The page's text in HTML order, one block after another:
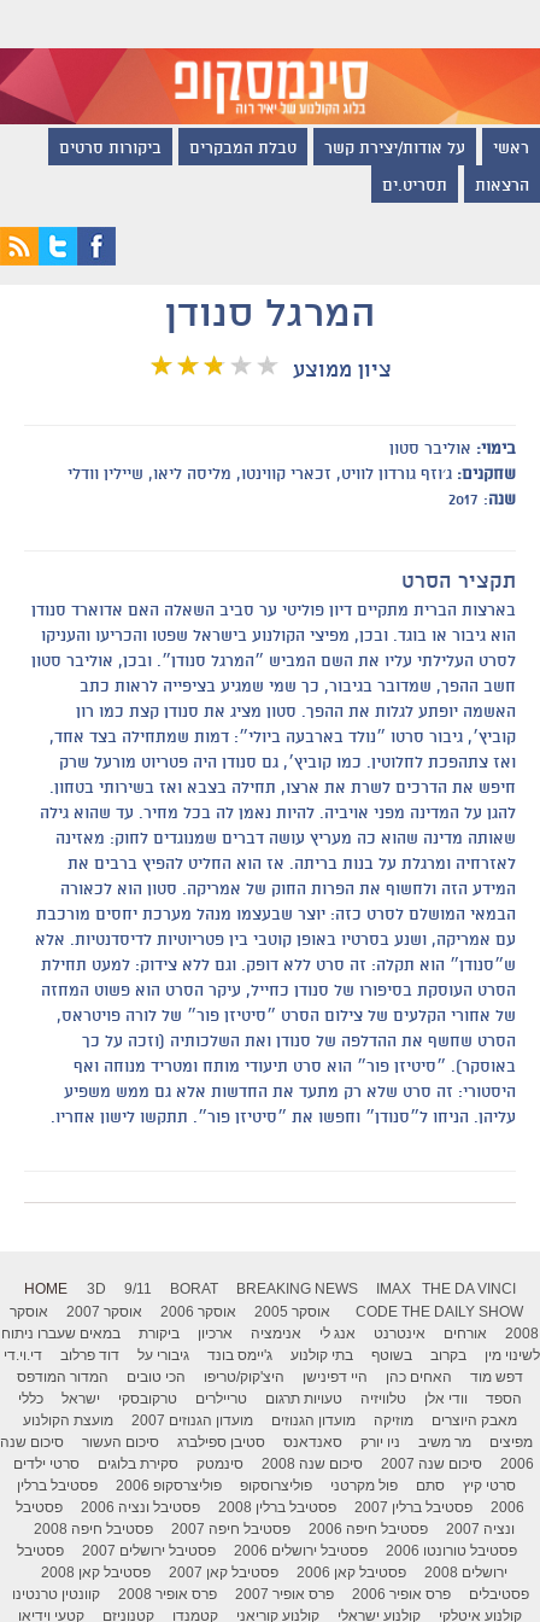
ראשי על אודות/יצירת קשר טבלת המבקרים ביקורות סרטים
הרצאות תסריט.ים
המרגל סנודן
ציון ממוצע
בימוי: אוליבר סטון
שחקנים: ג׳וזף גורדון לוויט, זכארי קווינטו, מליסה ליאו, שיילין וודלי
שנה: 2017
תקציר הסרט
בארצות הברית מתקיים דיון פוליטי ער סביב השאלה האם אדוארד סנודן
הוא גיבור או בוגד. ובכן, מפיצי הקולנוע בישראל שפטו והכריעו והעניקו
לסרט העלילתי עליו את השם המביש ״המרגל סנודן״. ובכן, אוליבר סטון
חשב ההפך, שמדובר בגיבור, כך שמי שמגיע בציפייה לראות כתב
האשמה יופתע לגלות את ההפך. סטון מציג את סנודן קצת כמו רון
קוביץ׳, גיבור סרטו ״נולד בארבעה ביולי״: דמות שמתחילה בצד אחד,
ואז צתהפכת לחלוטין. כמו קוביץ׳, גם סנודן היה פטריוט מורעל שרק
חיפש את הדרכים לשרת את ארצו, תחילה בצבא ואז בשירותי בטחון.
להגן על המדינה מפני אויביה. להיות נאמן לה בכל מחיר. עד שהוא גילה
שאותה מדינה שהוא כה מעריץ עושה דברים שמנוגדים לחוק: מאזינה
לאזרחיה ומרגלת על בנות בריתה. אז הוא החליט להפיץ ברבים את
המידע הזה ולחשוף את הפרות החוק של אמריקה. סטון הוא לכאורה
הבמאי המושלם לסרט כזה: יוצר שבעצמו מנהל מערכת יחסים מורכבת
עם אמריקה, ושנע בסרטיו באופן קוטבי בין פטריוטיות לדיסדנטיות. אלא
ש״סנודן״ הוא תקלה: זה סרט ללא דופק. וגם ללא צידוק: למעט תחילת
הסרט העוסקת בסיפורו של סנודן כחייל, עיקר הסרט הוא פשוט המחזה
של אחורי הקלעים של צילום הסרט ״סיטיזן פור״ של לורה פויטראס,
הסרט שחשף את ההדלפה של סנודן ואת השלכותיה (וזכה על כך
באוסקר). ״סיטיזן פור״ הוא סרט תיעודי מותח ומטריד מנוחה ואף
היסטורי: זה סרט שלא רק מתעד את החדשות אלא גם ממש משפיע
עליהן. הניחו ל״סנודן״ וחפשו את ״סיטיזן פור״. תתקשו לישון אחריו.
HOME 3D 9/11 BORAT BREAKING NEWS IMAX
THE DA VINCI
CODE THE DAILY SHOW אוסקר 2005 אוסקר 2006 אוסקר 2007
אוסקר
2008
אורחים אינטרנט אנג לי אנימציה ארכיון ביקורת
במאים שעברו ניתוח
לשינוי מין
בקרוב בשוטף בתי קולנוע ג'יימס בונד גיבורי על דוד פרלוב
די.וי.די
דפש מוד
האחים כהן היי דפינישן היצ'קוק/טריפו הכי טובים
המדור המודפס
הספד
וודי אלן טלוויזיה טעויות תרגום טריילרים טרקובסקי ישראל
כללי
מאבק היוצרים
מוזיקה מועדון הגנוזים מועדון הגנוזים 2007
מועצת הקולנוע
מפיצים
מר משיב ניו יורק סאנדאנס סטיבן ספילברג סיכום העשור
סיכום שנה
2006
סיכום שנה 2007 סיכום שנה 2008 סינמטק סקירת בלוגים
סרטי ילדים
סרטי קיץ
סתם פול מקרטני פוליצרוסקופ פוליצרסקופ 2006
פסטיבל ברלין
2006
פסטיבל ברלין 2007 פסטיבל ברלין 2008 פסטיבל ונציה 2006
פסטיבל
ונציה 2007
פסטיבל חיפה 2006 פסטיבל חיפה 2007
פסטיבל חיפה 2008
פסטיבל טורונטו 2006
פסטיבל ירושלים 2006 פסטיבל ירושלים 2007
פסטיבל
ירושלים 2008
פסטיבל קאן 2006 פסטיבל קאן 2007
פסטיבל קאן 2008
פסטיבלים
פרס אופיר 2006 פרס אופיר 2007 פרס אופיר 2008
קוונטין טרנטינו
קולנוע איטלקי
קולנוע ישראלי קולנוע קוריאני קטמנדו קטנוניזם קטעי וידיאו